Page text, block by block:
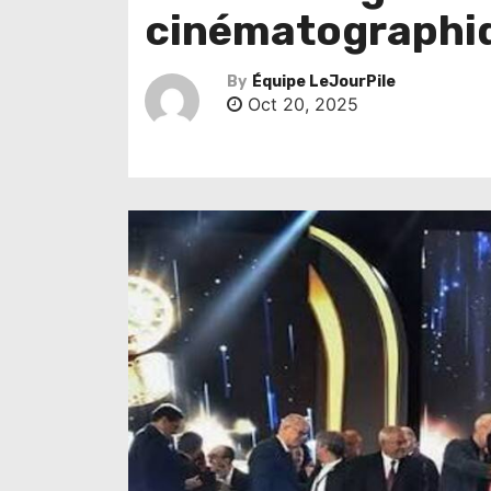
By Équipe LeJourPile
Oct 20, 2025